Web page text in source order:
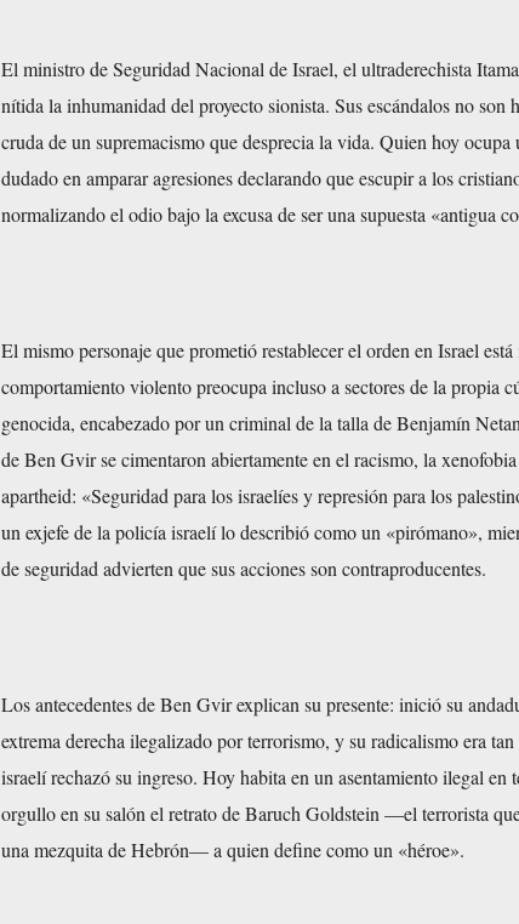
El ministro de Seguridad Nacional de Israel, el ultraderechista
nítida la inhumanidad del proyecto sionista. Sus escándalos no son
cruda de un supremacismo que desprecia la vida. Quien hoy
dudado en amparar agresiones declarando que escupir a los
normalizando el odio bajo la excusa de ser una supuesta «antigua
El mismo personaje que prometió restablecer el orden en Israel
comportamiento violento preocupa incluso a sectores de la propia
genocida, encabezado por un criminal de la talla de Benjamín
de Ben Gvir se cimentaron abiertamente en el racismo, la
apartheid: «Seguridad para los israelíes y represión para los
un exjefe de la policía israelí lo describió como un «pirómano»,
de seguridad advierten que sus acciones son contraproducentes.
Los antecedentes de Ben Gvir explican su presente: inició su
extrema derecha ilegalizado por terrorismo, y su radicalismo era
israelí rechazó su ingreso. Hoy habita en un asentamiento ilegal
orgullo en su salón el retrato de Baruch Goldstein —el terrorista
una mezquita de Hebrón— a quien define como un «héroe».